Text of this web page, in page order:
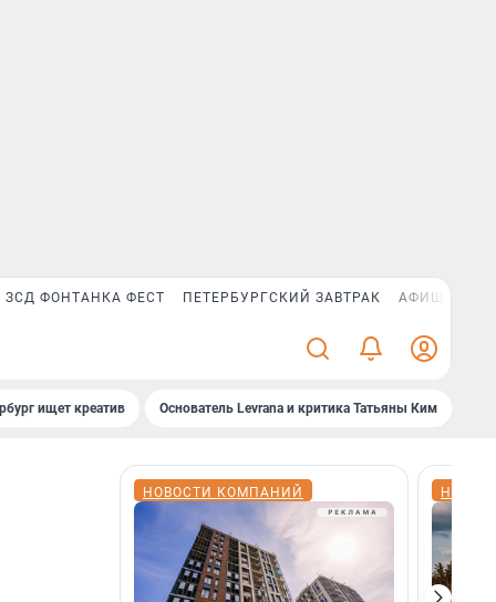
ЗСД ФОНТАНКА ФЕСТ ПЕТЕРБУРГСКИЙ ЗАВТРАК АФИША PLUS
ищет креатив Основатель Levrana и критика Татьяны Ким
НОВОСТИ КОМПАНИЙ